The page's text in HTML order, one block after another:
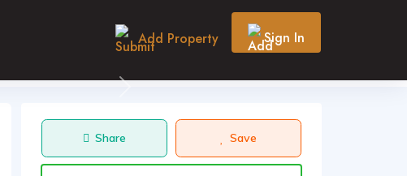
Add Property Sign In
Share Save